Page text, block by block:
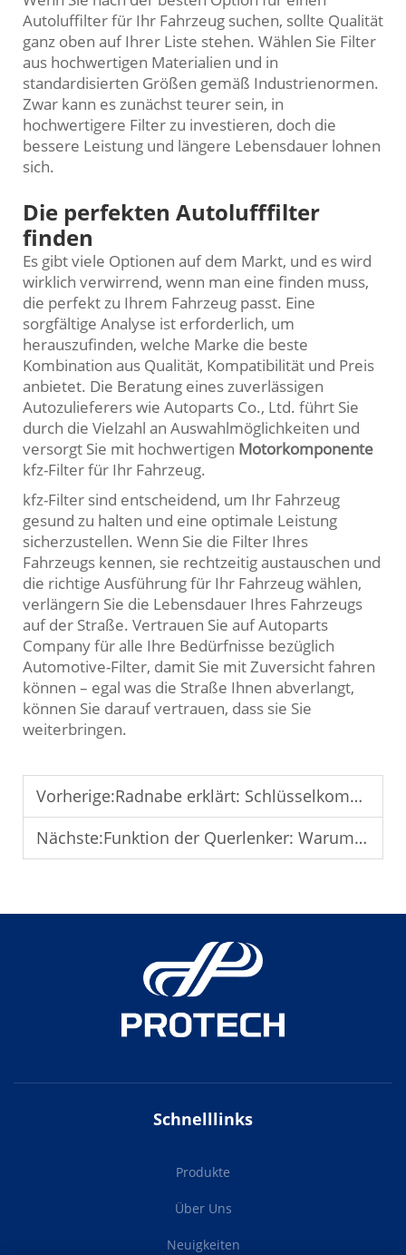
Autoluffilter für Ihr Fahrzeug suchen, sollte Qualität
ganz oben auf Ihrer Liste stehen. Wählen Sie Filter
aus hochwertigen Materialien und in
standardisierten Größen gemäß Industrienormen.
Zwar kann es zunächst teurer sein, in
hochwertigere Filter zu investieren, doch die
bessere Leistung und längere Lebensdauer lohnen
sich.
Die perfekten Autolufffilter
finden
Es gibt viele Optionen auf dem Markt, und es wird
wirklich verwirrend, wenn man eine finden muss,
die perfekt zu Ihrem Fahrzeug passt. Eine
sorgfältige Analyse ist erforderlich, um
herauszufinden, welche Marke die beste
Kombination aus Qualität, Kompatibilität und Preis
anbietet. Die Beratung eines zuverlässigen
Autozulieferers wie Autoparts Co., Ltd. führt Sie
durch die Vielzahl an Auswahlmöglichkeiten und
versorgt Sie mit hochwertigen Motorkomponente
kfz-Filter für Ihr Fahrzeug.
kfz-Filter sind entscheidend, um Ihr Fahrzeug
gesund zu halten und eine optimale Leistung
sicherzustellen. Wenn Sie die Filter Ihres
Fahrzeugs kennen, sie rechtzeitig austauschen und
die richtige Ausführung für Ihr Fahrzeug wählen,
verlängern Sie die Lebensdauer Ihres Fahrzeugs
auf der Straße. Vertrauen Sie auf Autoparts
Company für alle Ihre Bedürfnisse bezüglich
Automotive-Filter, damit Sie mit Zuversicht fahren
können – egal was die Straße Ihnen abverlangt,
können Sie darauf vertrauen, dass sie Sie
weiterbringen.
Vorherige:Radnabe erklärt: Schlüsselkomponente für eine reibungslose Radrotation
Nächste:Funktion der Querlenker: Warum sie entscheidend für die Fahrzeugfederung ist
Schnelllinks
Produkte
Über Uns
Neuigkeiten